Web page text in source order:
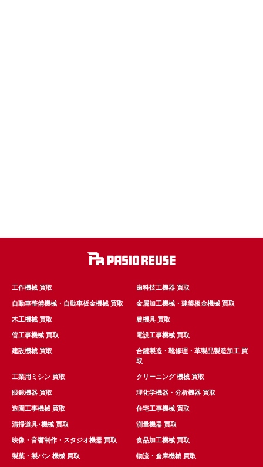
工作機械 買取 歯科技工機器 買取
自動車整備機械・自動車板金機械 買取 金属加工機械・建築板金機械 買取
木工機械 買取 農機具 買取
管工事機械 買取 電設工事機械 買取
建設機械 買取
合鍵製造・靴修理・革製品製造加工 買
取
工業用ミシン 買取 クリーニング 機械 買取
眼鏡機器 買取 理化学機器・分析機器 買取
造園工事機械 買取 住宅工事機械 買取
清掃道具･機械 買取 測量機器 買取
映像・音響制作・スタジオ機器 買取 食品加工機械 買取
製菓・製パン 機械 買取 物流・倉庫機械 買取